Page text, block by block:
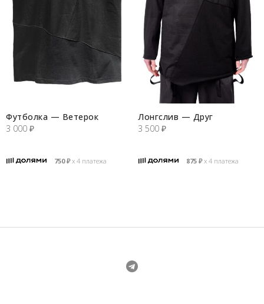
Футболка — Ветерок
3 000 ₽
750₽х 4 платежа
Лонгслив — Друг
3 500 ₽
875 ₽х 4 платежа